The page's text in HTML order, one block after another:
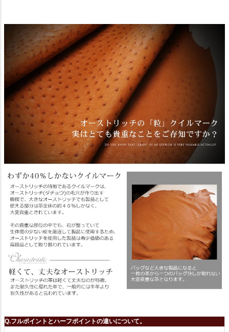
Q.フルポイントとハーフポイントの違いについて。